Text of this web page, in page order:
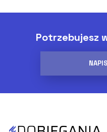
Potrzebujesz